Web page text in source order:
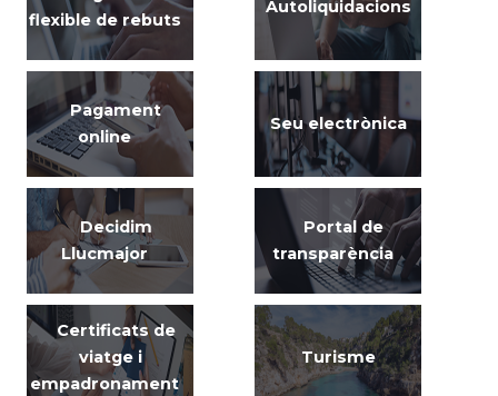
flexible de rebuts
Autoliquidacions
Pagament
online
Seu electrònica
Decidim
Llucmajor
Portal de
transparència
Certificats de
viatge i
empadronament
Turisme